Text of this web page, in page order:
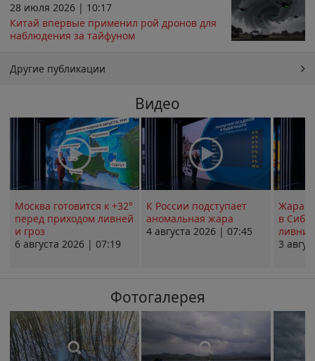
28 июля 2026 | 10:17
Китай впервые применил рой дронов для
наблюдения за тайфуном
Другие публикации
Видео
Москва готовится к +32°
перед приходом ливней
и гроз
6 августа 2026 | 07:19
К России подступает
аномальная жара
4 августа 2026 | 07:45
Жара в
в
ливни
3
Фотогалерея